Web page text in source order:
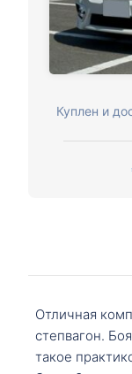
Куплен и
Отличная
степвагон.
такое